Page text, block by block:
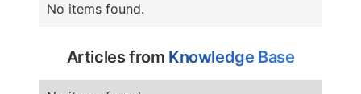
No items found.
Articles from Knowledge Base